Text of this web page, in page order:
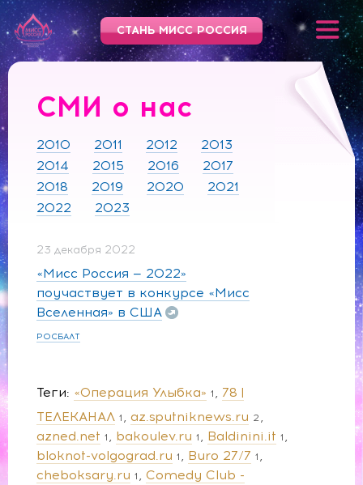
СТАНЬ МИСС РОССИЯ
СМИ о нас
2010 2011 2012
2013
2014
2015 2016
2017
2018
2019 2020
2021
2022
2023
23 декабря 2022
«Мисс Россия — 2022»
поучаствует в конкурсе «Мисс
Вселенная» в США
РОСБАЛТ
Теги «Операция Улыбка» 1
78 |
ТЕЛЕКАНАЛ 1 az.sputniknews.ru 2
azned.net 1 bakoulev.ru 1 Baldinini.it 1
bloknot-volgograd.ru 1 Buro 27/7 1
cheboksary.ru 1
Comedy Club -